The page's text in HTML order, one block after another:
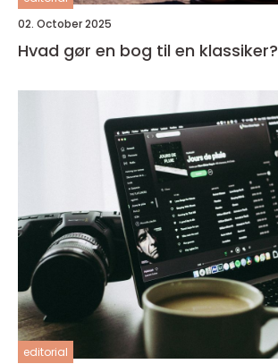
02. October 2025
Hvad gør en bog til en klassiker?
editorial